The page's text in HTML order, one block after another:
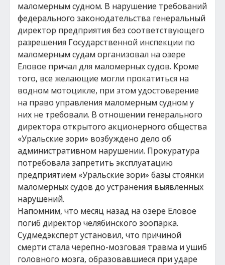
маломерным судном. В нарушение требований
федерального законодательства генеральный
директор предприятия без соответствующего
разрешения Государственной инспекции по
маломерным судам организовал на озере
Еловое причал для маломерных судов. Кроме
того, все желающие могли прокатиться на
водном мотоцикле, при этом удостоверение
на право управления маломерным судном у
них не требовали. В отношении генерального
директора открытого акционерного общества
«Уральские зори» возбуждено дело об
административном нарушении. Прокуратура
потребовала запретить эксплуатацию
предприятием «Уральские зори» базы стоянки
маломерных судов до устранения выявленных
нарушений.
Напомним, что месяц назад на озере Еловое
погиб директор челябинского зоопарка.
Судмедэксперт установил, что причиной
смерти стала черепно-мозговая травма и ушиб
головного мозга, образовавшиеся при ударе